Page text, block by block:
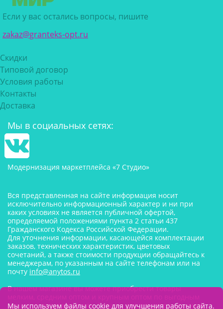
Если у вас остались вопросы, пишите
zakaz@granteks-opt.ru
Скидки
Типовой договор
Условия работы
Контакты
Доставка
Мы в социальных сетях:
Модернизация маркетплейса «7 Студио»
Вся представленная на сайте информация носит
исключительно информационный характер и ни при
каких условиях не является публичной офертой,
определяемой положениями пункта 2 статьи 437
Гражданского Кодекса Российской Федерации.
Для уточнения информации, касающейся комплектации
заказов, технических характеристик, цветовых
сочетаний, а также стоимости продукции обращайтесь к
менеджерам, по указанным на сайте телефонам или на
почту info@anytos.ru
В нашем магазине вы можете приобрести товары
ценам от производителя. Товары для одностраничников,
Мы используем файлы cookie для улучшения работы сайта.